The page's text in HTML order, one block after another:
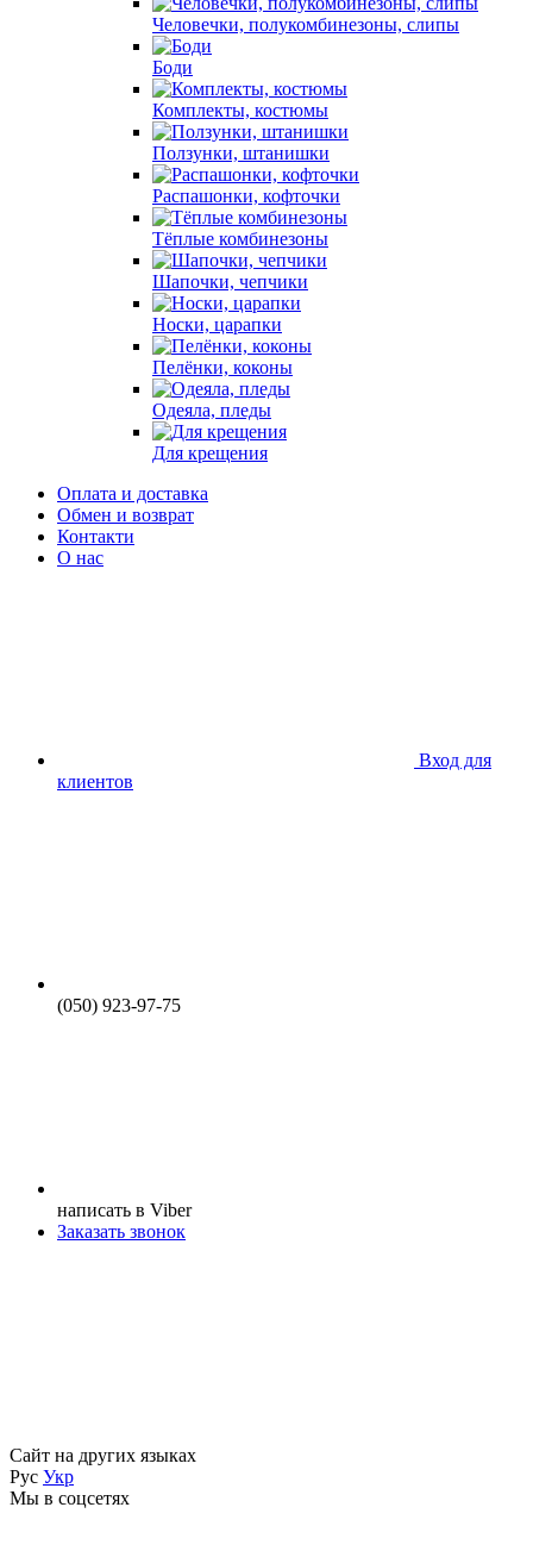
Человечки, полукомбинезоны, слипы
Боди
Комплекты, костюмы
Ползунки, штанишки
Распашонки, кофточки
Тёплые комбинезоны
Шапочки, чепчики
Носки, царапки
Пелёнки, коконы
Одеяла, пледы
Для крещения
Оплата и доставка
Обмен и возврат
Контакти
О нас
Вход для
клиентов
(050) 923-97-75
написать в Viber
Заказать звонок
Сайт на других языках
Рус Укр
Мы в соцсетях